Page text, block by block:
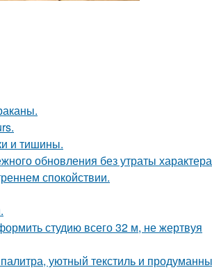
и тишины.
обновления без утраты
спокойствии.
студию всего 32 м, не жертвуя
уютный текстиль и